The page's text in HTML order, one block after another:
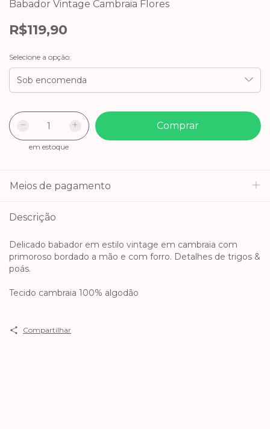
Babador Vintage Cambraia Flores
R$119,90
Selecione a opção:
em estoque
Meios de pagamento
Descrição
Delicado babador em estilo vintage em cambraia com
primoroso bordado a mão e com forro. Detalhes de trigos &
poás.
Tecido cambraia 100% algodão
Compartilhar